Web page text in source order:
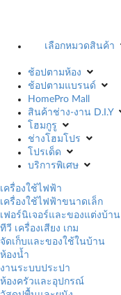
เลือกหมวดสินค้า
ช้อปตามห้อง
ช้อปตามแบรนด์
HomePro Mall
สินค้าช่าง-งาน D.I.Y
โฮมกูรู
ช่างโฮมโปร
โปรเด็ด
บริการพิเศษ
เครื่องใช้ไฟฟ้า
เครื่องใช้ไฟฟ้าขนาดเล็ก
เฟอร์นิเจอร์และของแต่งบ้าน
ทีวี เครื่องเสียง เกม
จัดเก็บและของใช้ในบ้าน
ห้องน้ำ
งานระบบประปา
ห้องครัวและอุปกรณ์